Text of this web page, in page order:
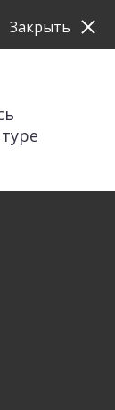
Закрыть